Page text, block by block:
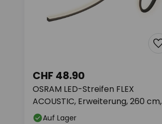
OSRAM LED-Streifen FLEX
ACOUSTIC, Erweiterung, 260 cm,
10 mm
CHF 48.90
Auf Lager